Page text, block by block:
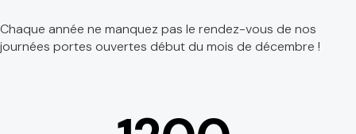
Chaque année ne manquez pas le rendez-vous de nos
journées portes ouvertes début du mois de décembre !